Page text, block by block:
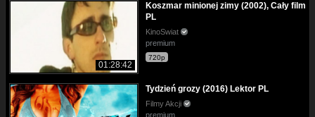
01:28:42
Koszmar minionej zimy (2002), Cały film
PL
KinoSwiat
premium
720p
Tydzień grozy (2016) Lektor PL
Filmy Akcji
premium